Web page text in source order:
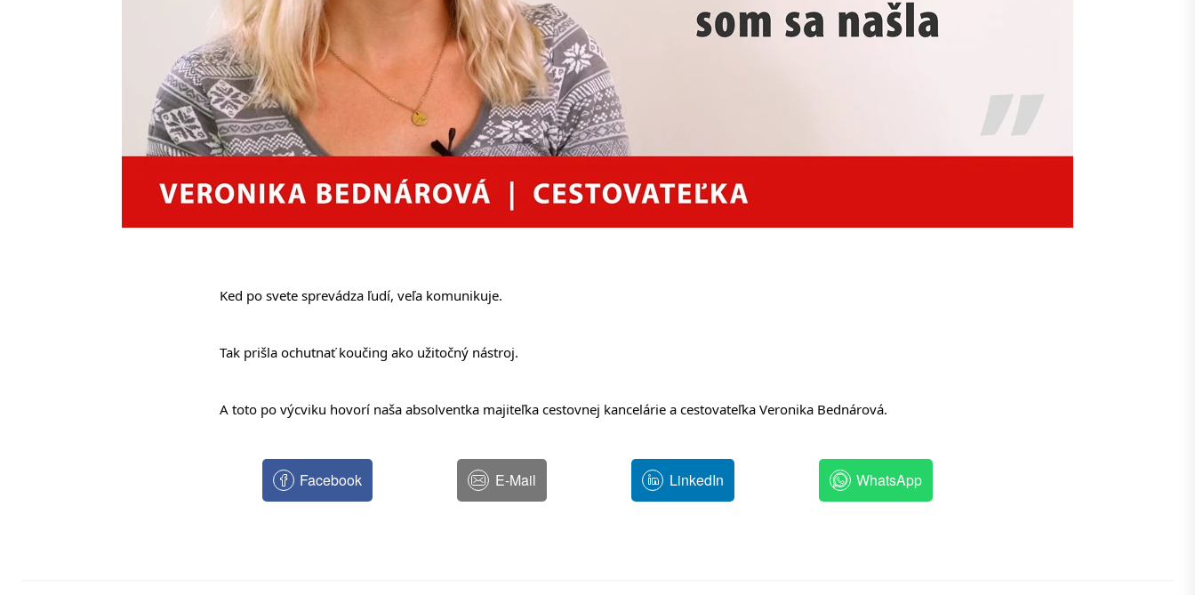
Ked po svete sprevádza ľudí, veľa komunikuje.
Tak prišla ochutnať koučing ako užitočný nástroj.
A toto po výcviku hovorí naša absolventka majiteľka cestovnej kancelárie a cestovateľka Veronika Bednárová.
Facebook E-Mail LinkedIn WhatsApp